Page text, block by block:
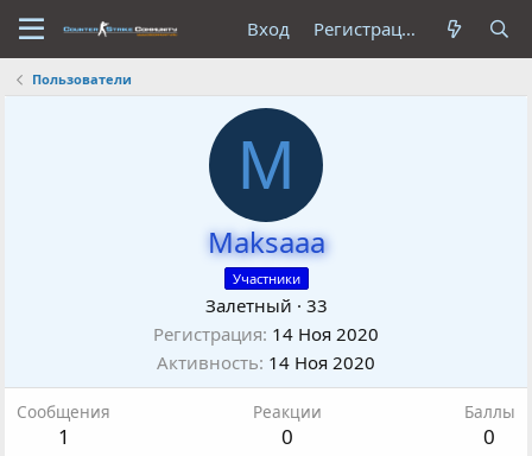
Вход Регистрация
Пользователи
M
Maksaaa
Участники
Залетный · 33
Регистрация 14 Ноя 2020
Активность 14 Ноя 2020
Сообщения
1
Реакции
0
Баллы
0